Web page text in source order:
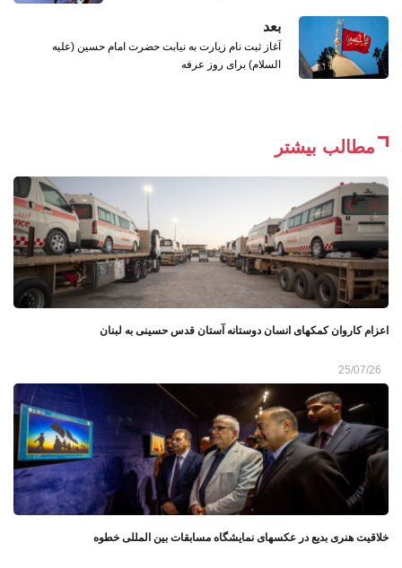
بعد
آغاز ثبت نام زیارت به نیابت حضرت امام حسین (علیه
السلام) برای روز عرفه
مطالب بیشتر
اعزام کاروان کمکهای انسان دوستانه آستان قدس حسینی به لبنان
25/07/26
خلاقیت هنری بدیع در عکسهای نمایشگاه مسابقات بین المللی خطوه